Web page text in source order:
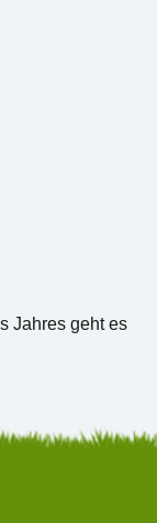
Jahres geht es